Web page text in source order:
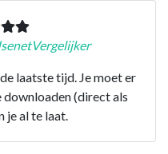
laatste tijd. Je moet er
downloaden (direct als
je al te laat.